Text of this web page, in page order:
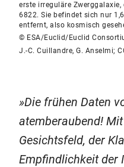
erste irreguläre
6822. Sie befindet sich nur
entfernt, also kosmisch
© ESA/Euclid/Euclid
J.-C. Cuillandre, G. Anselmi;
Die frühen Daten
atemberaubend!
Gesichtsfeld, der
Empfindlichkeit der